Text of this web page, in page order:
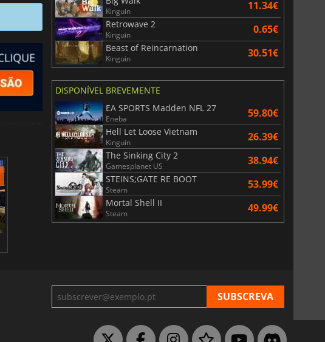
6.76€ 15.48
Kinguin 11.34€
Retrowave 2
Kinguin 0.65€
Beast of Reincarnation
Kinguin 30.51€
DISPONÍVEL BREVEMENTE
EA SPORTS Madden NFL 27
Eneba 59.80€
Hell Let Loose Vietnam
Kinguin 26.39€
The Sinking City 2
Gamesplanet US 38.94€
STEINS;GATE RE BOOT
Steam 53.99€
Mortal Shell II
Steam 49.99€